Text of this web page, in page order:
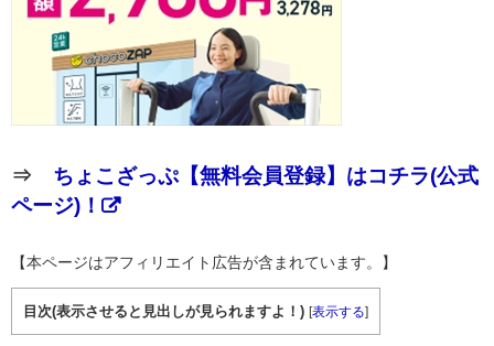
⇒ ちょこざっぷ【無料会員登録】はコチラ(公式
ページ)！
【本ページはアフィリエイト広告が含まれています。】
目次(表示させると見出しが見られますよ！) [表示する]